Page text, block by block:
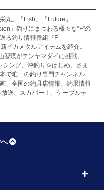
丸。「Fish」「Future」
」釣りにまつわる様々な“F”の
る釣り情報番組『F
イカメタルアイテムを紹介。
智瑛がテンヤマダイに挑戦。
シング、沖釣りをはじめ、さま
で唯一の釣り専門チャンネル
、全国の釣具店情報、釣果情報
送、スカパー！、ケーブルテ